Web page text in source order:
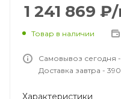
1 241 869 ₽
Товар в наличии
Самовывоз сегодня
Доставка завтра -
Характеристики